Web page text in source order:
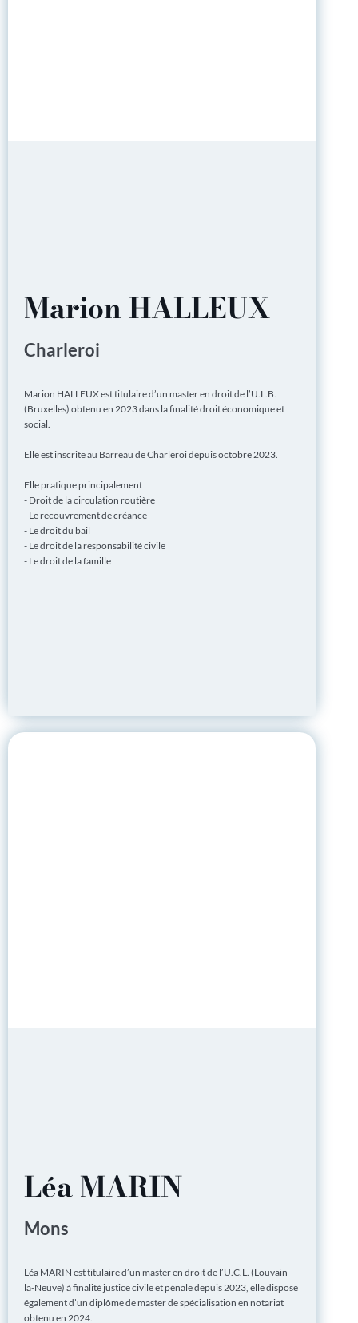
Marion HALLEUX
Charleroi
Marion HALLEUX est titulaire d’un master en droit de l’U.L.B.
(Bruxelles) obtenu en 2023 dans la finalité droit économique et
social.
Elle est inscrite au Barreau de Charleroi depuis octobre 2023.
Elle pratique principalement :
- Droit de la circulation routière
- Le recouvrement de créance
- Le droit du bail
- Le droit de la responsabilité civile
- Le droit de la famille
Léa MARIN
Mons
Léa MARIN est titulaire d’un master en droit de l’U.C.L. (Louvain-
la-Neuve) à finalité justice civile et pénale depuis 2023, elle dispose
également d’un diplôme de master de spécialisation en notariat
obtenu en 2024.